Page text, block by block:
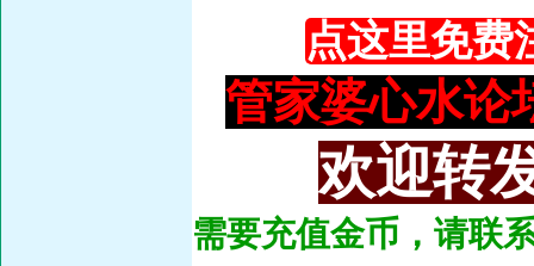
点这里免费
管家婆心水论
欢迎转
需要充值金币，请联